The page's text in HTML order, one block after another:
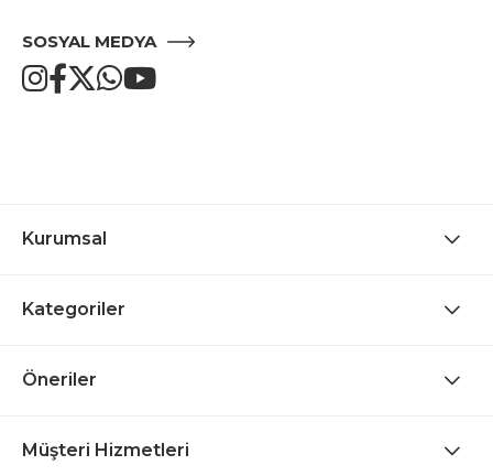
SOSYAL MEDYA
Kurumsal
Kategoriler
Öneriler
Müşteri Hizmetleri